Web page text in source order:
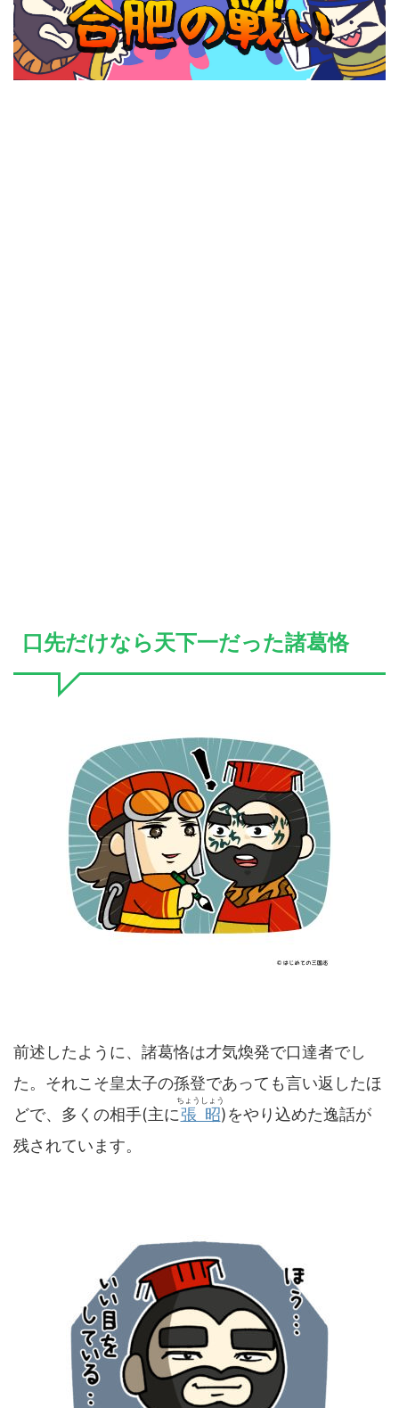
口先だけなら天下一だった諸葛恪
前述したように、諸葛恪は才気煥発で口達者でし
た。それこそ皇太子の孫登であっても言い返したほ
どで、多くの相手(主に張昭
ちょうしょう
)をやり込めた逸話が
残されています。